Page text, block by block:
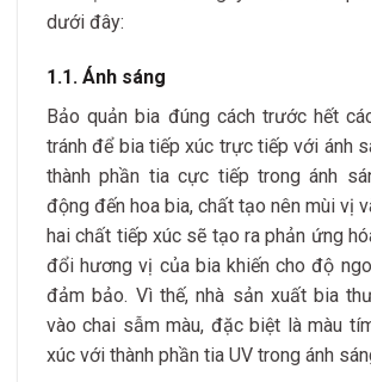
dưới đây:
1.1. Ánh sáng
Bảo quản bia đúng cách trước hết
tránh để bia tiếp xúc trực tiếp với ánh
thành phần tia cực tiếp trong ánh
động đến hoa bia, chất tạo nên mùi vị
hai chất tiếp xúc sẽ tạo ra phản ứng
đổi hương vị của bia khiến cho độ
đảm bảo. Vì thế, nhà sản xuất bia
vào chai sẫm màu, đặc biệt là màu
xúc với thành phần tia UV trong ánh